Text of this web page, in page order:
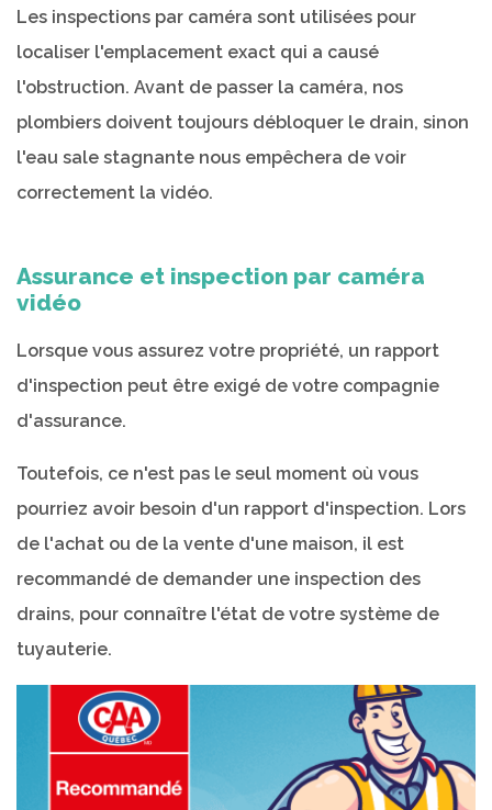
Les inspections par caméra sont utilisées pour
localiser l'emplacement exact qui a causé
l'obstruction. Avant de passer la caméra, nos
plombiers doivent toujours débloquer le drain, sinon
l'eau sale stagnante nous empêchera de voir
correctement la vidéo.
Assurance et inspection par caméra
vidéo
Lorsque vous assurez votre propriété, un rapport
d'inspection peut être exigé de votre compagnie
d'assurance.
Toutefois, ce n'est pas le seul moment où vous
pourriez avoir besoin d'un rapport d'inspection. Lors
de l'achat ou de la vente d'une maison, il est
recommandé de demander une inspection des
drains, pour connaître l'état de votre système de
tuyauterie.